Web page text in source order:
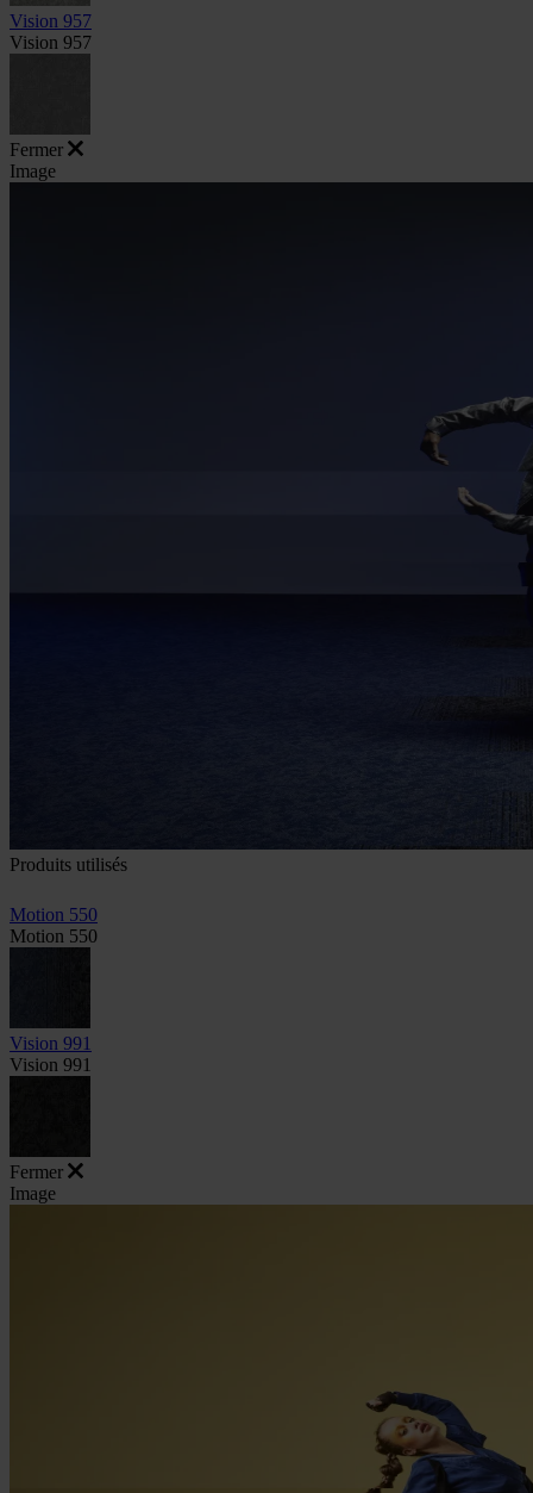
Vision 957
Vision 957
Fermer
Image
Produits utilisés
Motion 550
Motion 550
Vision 991
Vision 991
Fermer
Image